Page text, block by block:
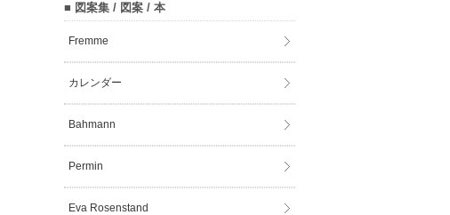
■ 図案集 / 図案 / 本
Fremme
カレンダー
Bahmann
Permin
Eva Rosenstand